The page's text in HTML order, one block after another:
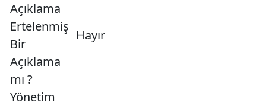
Açıklama
Ertelenmiş
Bir
Açıklama
mı ?
Hayır
Yönetim